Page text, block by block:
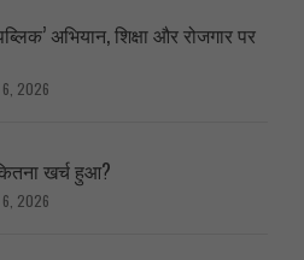
अभियान, शिक्षा और रोजगार पर
6, 2026
खर्च हुआ?
6, 2026